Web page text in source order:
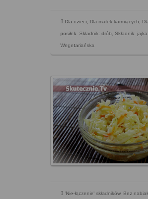
Dla dzieci, Dla matek karmiących,
posiłek, Składnik: drób, Składnik:
Wegetariańska
'Nie-łączenie' składników, Bez